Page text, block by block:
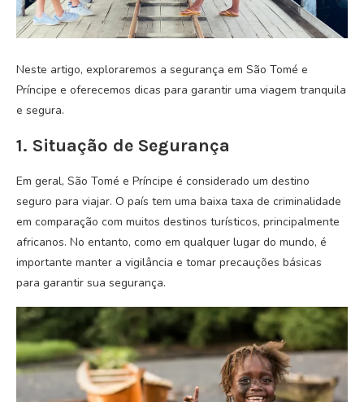
Neste artigo, exploraremos a segurança em São Tomé e
Príncipe e oferecemos dicas para garantir uma viagem tranquila
e segura.
1. Situação de Segurança
Em geral, São Tomé e Príncipe é considerado um destino
seguro para viajar. O país tem uma baixa taxa de criminalidade
em comparação com muitos destinos turísticos, principalmente
africanos. No entanto, como em qualquer lugar do mundo, é
importante manter a vigilância e tomar precauções básicas
para garantir sua segurança.